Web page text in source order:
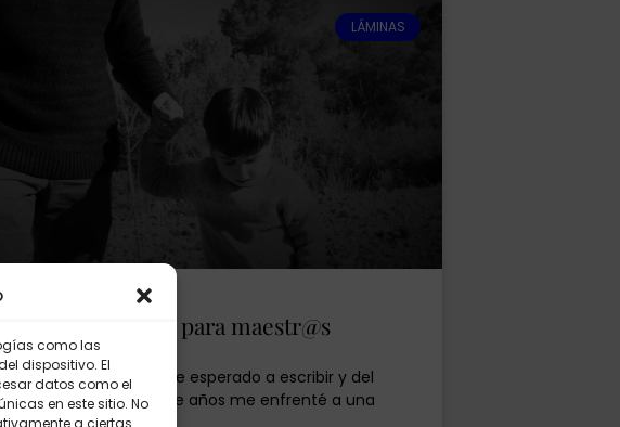
como las
dispositivo. El
datos como el
en este sitio. No
a ciertas
LÁMINAS
mi hijo: consejos para maestr@s
de los post que más he esperado a escribir y del
contar. Hace un par de años me enfrenté a una
sabía algo por